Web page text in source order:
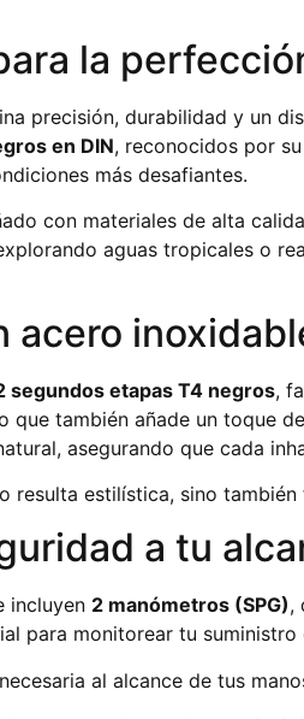
la
precisión, durabilidad y un
en DIN, reconocidos por
más desafiantes.
con materiales de alta
aguas tropicales o
acero
segundos etapas T4 negros,
que también añade un toque
asegurando que cada
resulta estilística, sino
a tu
incluyen 2 manómetros (SPG),
para monitorear tu
al alcance de tus